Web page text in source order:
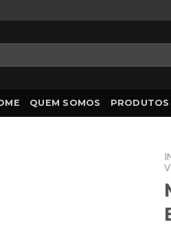
QUEM SOMOS PRODUTOS